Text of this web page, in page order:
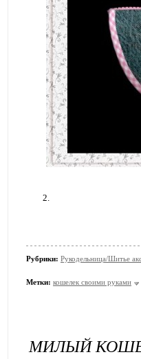
2.
Рубрики: Рукодельница/Шитье
Метки: кошелек своими руками
МИЛЫЙ